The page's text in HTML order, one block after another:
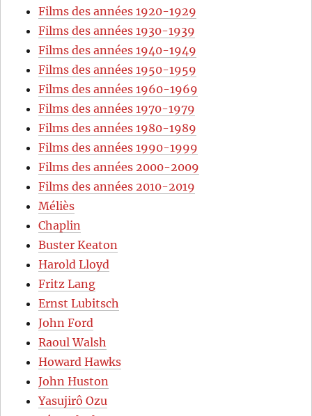
Films des années 1920-1929
Films des années 1930-1939
Films des années 1940-1949
Films des années 1950-1959
Films des années 1960-1969
Films des années 1970-1979
Films des années 1980-1989
Films des années 1990-1999
Films des années 2000-2009
Films des années 2010-2019
Méliès
Chaplin
Buster Keaton
Harold Lloyd
Fritz Lang
Ernst Lubitsch
John Ford
Raoul Walsh
Howard Hawks
John Huston
Yasujirô Ozu